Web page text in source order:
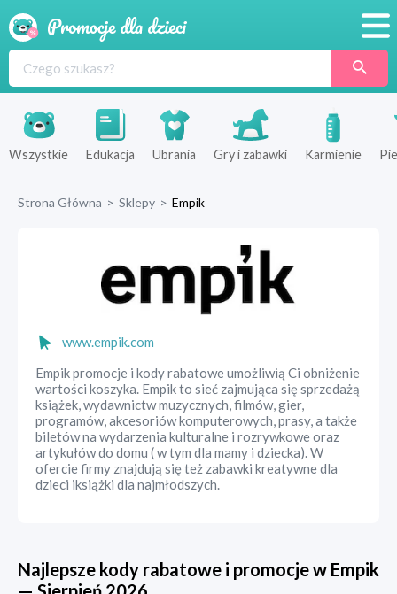
Produkty
Sklepy
Wszystkie Edukacja Ubrania Gry i zabawki Karmienie
Strona Główna > Sklepy > Empik
www.empik.com
Empik promocje i kody rabatowe umożliwią Ci obniżenie
wartości koszyka. Empik to sieć zajmująca się sprzedażą
książek, wydawnictw muzycznych, filmów, gier,
programów, akcesoriów komputerowych, prasy, a także
biletów na wydarzenia kulturalne i rozrywkowe oraz
artykułów do domu ( w tym dla mamy i dziecka). W
ofercie firmy znajdują się też zabawki kreatywne dla
dzieci iksiążki dla najmłodszych.
Najlepsze kody rabatowe i promocje w Empik